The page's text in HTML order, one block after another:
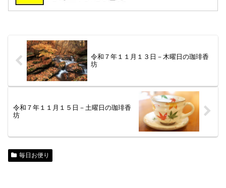
令和７年１１月１３日－木曜日の珈琲香
坊
令和７年１１月１５日－土曜日の珈琲香
坊
毎日お便り